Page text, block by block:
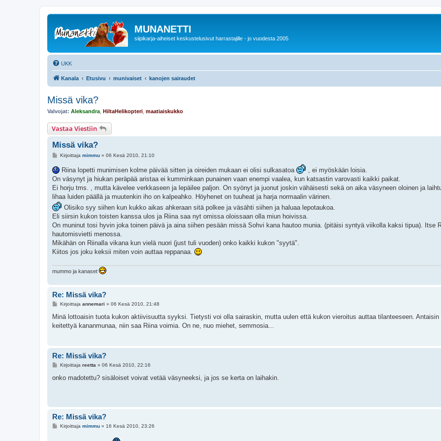
MUNANETTI
siipikarja-aiheiset keskustelusivut harrastajille - jo vuodesta 2005
UKK
Kanala Etusivu munivaiset kanojen sairaudet
Missä vika?
Valvojat: Aleksandra HiltaHelikopteri maatiaiskukko
Vastaa Viestiin
Missä vika?
V
e
s
t
Kirjoittaja mimmu» 06 Kesä 2010, 21:10
Riina lopetti munimisen kolme päivää sitten ja oireiden mukaan ei olisi sulkasatoa
, ei myöskään loisia.
On väsynyt ja hiukan peräpää aristaa ei kumminkaan punainen vaan enempi vaalea, kun katsastin varovasti kaikki paikat.
Ei horju tms. , mutta kävelee verkkaseen ja lepäilee paljon. On syönyt ja juonut joskin vähäisesti sekä on aika väsyneen oloinen ja
lihaa luiden päällä ja muutenkin iho on kalpeahko. Höyhenet on tuuheat ja harja normaalin värinen.
Olisiko syy siihen kun kukko aikas ahkeraan sitä polkee ja väsähti siihen ja haluaa lepotaukoa.
Eli siirsin kukon toisten kanssa ulos ja Riina saa nyt omissa oloissaan olla miun hoivissa.
On muninut tosi hyvin joka toinen päivä ja aina siihen pesään missä Sohvi kana hautoo munia. (pitäisi syntyä viikolla kaksi tipua). Itse
hautomisvietti menossa.
Mikähän on Riinalla vikana kun vielä nuori (just tuli vuoden) onko kaikki kukon "syytä".
Kiitos jos joku keksii miten voin auttaa reppanaa.
mummo ja kanaset
Re: Missä vika?
V
e
t
Kirjoittaja annemari » 06 Kesä 2010, 21:48
Minä lottoaisin tuota kukon aktiivisuutta syyksi. Tietysti voi olla sairaskin, mutta uulen että kukon vieroitus auttaa tilanteeseen. Antaisin
keitettyä kananmunaa, niin saa Riina voimia. On ne, nuo miehet, semmosia...
Re: Missä vika?
V
e
Kirjoittaja reetta» 06 Kesä 2010, 22:16
onko madotettu? sisäloiset voivat vetää väsyneeksi, ja jos se kerta on laihakin.
Re: Missä vika?
VKirjoittaja mimmu» 16 Kesä 2010, 23:26